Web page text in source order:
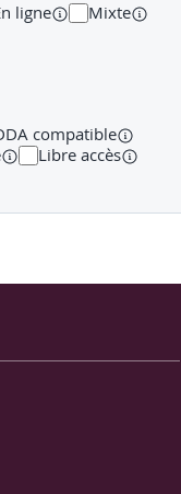
ET DES
FORMAT IFC
DE RHINO VERS REVIT
DES
ligne
Mixte
compatible
Libre accès